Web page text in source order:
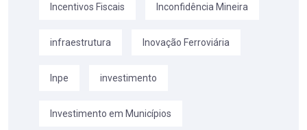
Incentivos Fiscais Inconfidência Mineira
infraestrutura Inovação Ferroviária
Inpe investimento
Investimento em Municípios